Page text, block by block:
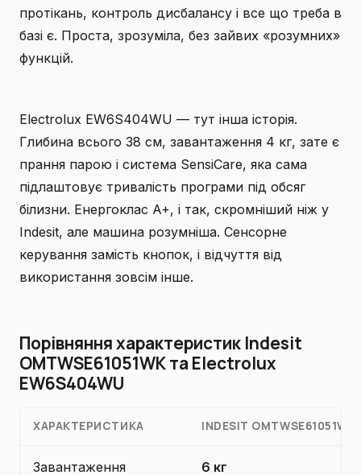
протікань, контроль дисбалансу і все що треба в
базі є. Проста, зрозуміла, без зайвих «розумних»
функцій.
Electrolux EW6S404WU — тут інша історія.
Глибина всього 38 см, завантаження 4 кг, зате є
прання парою і система SensiCare, яка сама
підлаштовує тривалість програми під обсяг
білизни. Енергоклас A+, і так, скромніший ніж у
Indesit, але машина розумніша. Сенсорне
керування замість кнопок, і відчуття від
використання зовсім інше.
Порівняння характеристик Indesit
OMTWSE61051WK та Electrolux
EW6S404WU
ХАРАКТЕРИСТИКА INDESIT OMTWSE61051WK
Завантаження 6 кг